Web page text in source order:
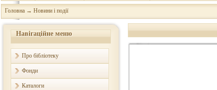
Головна → Новини і події
Навігаційне меню
Про бібліотеку
Фонди
Каталоги